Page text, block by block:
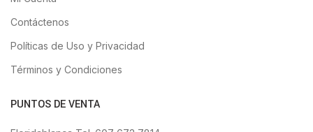
Contáctenos
Políticas de Uso y Privacidad
Términos y Condiciones
PUNTOS DE VENTA